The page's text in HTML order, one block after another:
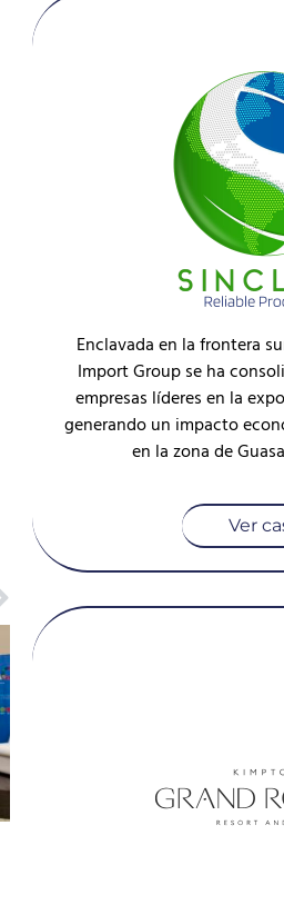
Enclavada en la frontera
Import Group se ha
empresas líderes en la
generando un impacto
en la zona de
Ver